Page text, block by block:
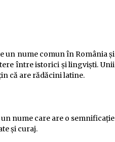
un nume comun în România și
între istorici și lingviști. Unii
că are rădăcini latine.
nume care are o semnificație
și curaj.